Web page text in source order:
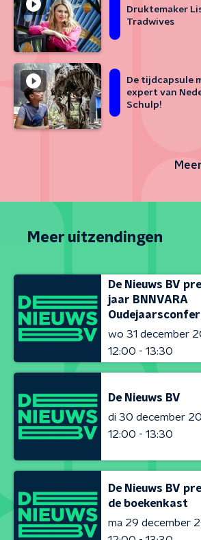
Druktemaker
Tradwives
De tijdcapsule
expert van
Schulp!
Meer uitzendingen
De Nieuws BV
jaar BNNVARA
wo 31 december
12:00 - 13:30
De Nieuws BV
di 30 december
12:00 - 13:30
De Nieuws BV
de boekenkast
ma 29 december